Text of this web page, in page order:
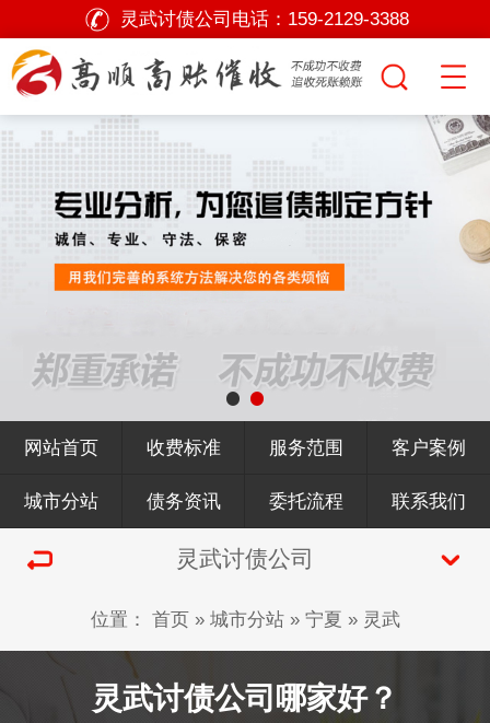
灵武讨债公司电话： 159-2129-3388
网站首页 收费标准 服务范围 客户案例
城市分站 债务资讯 委托流程 联系我们
灵武讨债公司
位置： 首页» 城市分站» 宁夏 » 灵武
灵武讨债公司哪家好？